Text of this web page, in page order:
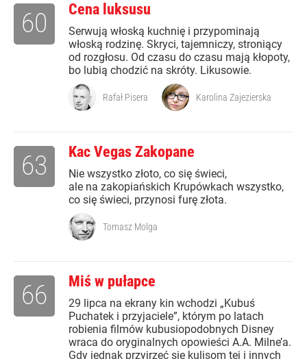
Cena luksusu
Serwują włoską kuchnię i przypominają
włoską rodzinę. Skryci, tajemniczy, stroniący
od rozgłosu. Od czasu do czasu mają kłopoty,
bo lubią chodzić na skróty. Likusowie.
60
Rafał Pisera Karolina Zajezierska
Kac Vegas Zakopane
Nie wszystko złoto, co się świeci,
ale na zakopiańskich Krupówkach wszystko,
co się świeci, przynosi furę złota.
63
Tomasz Molga
Miś w pułapce
29 lipca na ekrany kin wchodzi „Kubuś
Puchatek i przyjaciele”, którym po latach
robienia filmów kubusiopodobnych Disney
wraca do oryginalnych opowieści A.A. Milne’a.
Gdy jednak przyjrzeć się kulisom tej i innych
66